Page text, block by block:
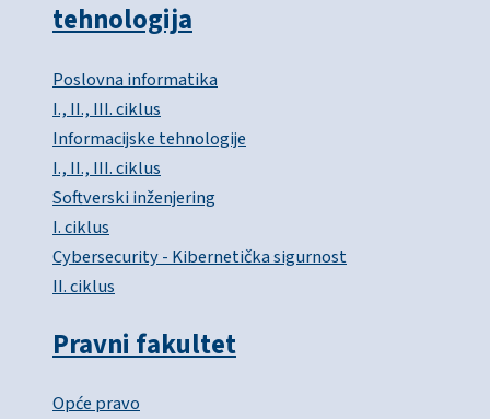
tehnologija
Poslovna informatika
I., II., III. ciklus
Informacijske tehnologije
I., II., III. ciklus
Softverski inženjering
I. ciklus
Cybersecurity - Kibernetička sigurnost
II. ciklus
Pravni fakultet
Opće pravo